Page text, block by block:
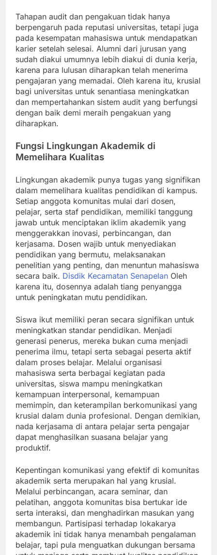
Tahapan audit dan pengakuan tidak hanya
berpengaruh pada reputasi universitas, tetapi juga
pada kesempatan mahasiswa untuk mendapatkan
karier setelah selesai. Alumni dari jurusan yang
sudah diakui umumnya lebih diakui di dunia kerja,
karena para lulusan diharapkan telah menerima
pengajaran yang memadai. Oleh karena itu, krusial
bagi universitas untuk senantiasa meningkatkan
dan mempertahankan sistem audit yang berfungsi
dengan baik demi meraih pengakuan yang
diharapkan.
Fungsi Lingkungan Akademik di
Memelihara Kualitas
Lingkungan akademik punya tugas yang signifikan
dalam memelihara kualitas pendidikan di kampus.
Setiap anggota komunitas mulai dari dosen,
pelajar, serta staf pendidikan, memiliki tanggung
jawab untuk menciptakan iklim akademik yang
menggerakkan inovasi, perbincangan, dan
kerjasama. Dosen wajib untuk menyediakan
pendidikan yang bermutu, melaksanakan
penelitian yang penting, dan menuntun mahasiswa
secara baik. Disdik Kecamatan Senapelan Oleh
karena itu, dosennya adalah tiang penyangga
untuk peningkatan mutu pendidikan.
Siswa ikut memiliki peran secara signifikan untuk
meningkatkan standar pendidikan. Menjadi
generasi penerus, mereka bukan cuma menjadi
penerima ilmu, tetapi serta sebagai peserta aktif
dalam proses belajar. Melalui organisasi
mahasiswa serta berbagai kegiatan pada
universitas, siswa mampu meningkatkan
kemampuan interpersonal, kemampuan
memimpin, dan keterampilan berkomunikasi yang
krusial dalam dunia profesional. Dengan demikian,
nada kerjasama di antara pelajar serta pengajar
dapat menghasilkan suasana belajar yang
produktif.
Kepentingan komunikasi yang efektif di komunitas
akademik serta merupakan hal yang krusial.
Melalui perbincangan, acara seminar, dan
pelatihan, anggota komunitas bisa bertukar ide
serta interaksi, dan menghadirkan masukan yang
membangun. Partisipasi terhadap lokakarya
akademik ini tidak hanya menambah pengalaman
belajar, tapi pula menguatkan dukungan bersama